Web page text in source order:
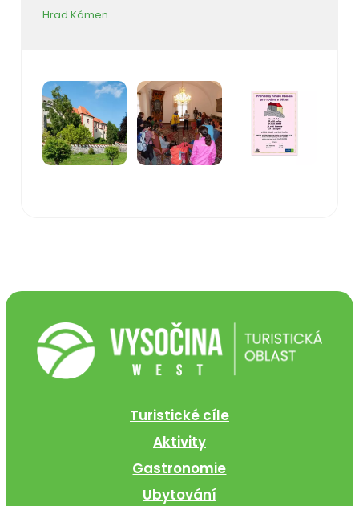
Hrad Kámen
Turistické cíle
Aktivity
Gastronomie
Ubytování